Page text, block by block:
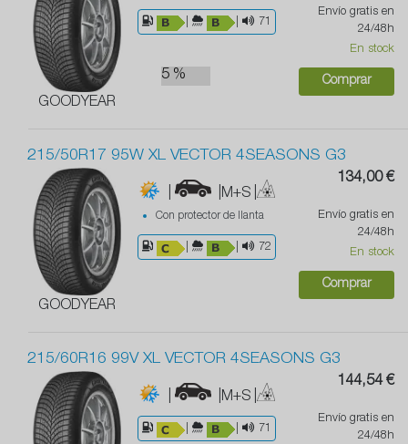
GOODYEAR
71
5 %
Envío gratis en
24/48h
En stock
Comprar
215/50R17 95W XL VECTOR 4SEASONS G3
GOODYEAR
| |M+S |
Con protector de llanta
72
134,00 €
Envío gratis en
24/48h
En stock
Comprar
215/60R16 99V XL VECTOR 4SEASONS G3
| |M+S |
71
144,54 €
Envío gratis en
24/48h